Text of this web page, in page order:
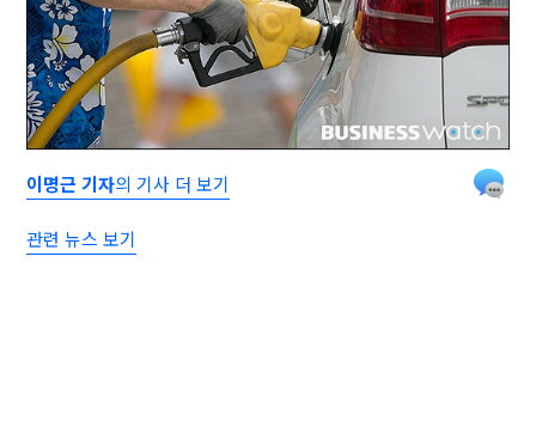
이명근 기자의 기사 더 보기
관련 뉴스 보기